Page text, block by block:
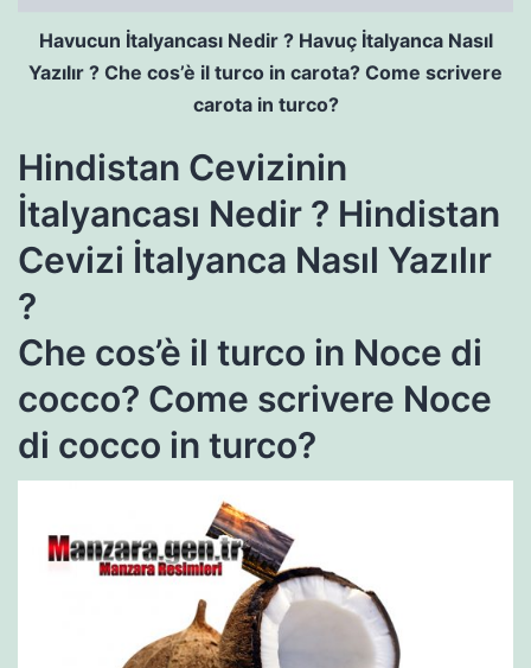
Havucun İtalyancası Nedir ? Havuç İtalyanca Nasıl
Yazılır ? Che cos’è il turco in carota? Come scrivere
carota in turco?
Hindistan Cevizinin
İtalyancası Nedir ? Hindistan
Cevizi İtalyanca Nasıl Yazılır
?
Che cos’è il turco in Noce di
cocco? Come scrivere Noce
di cocco in turco?